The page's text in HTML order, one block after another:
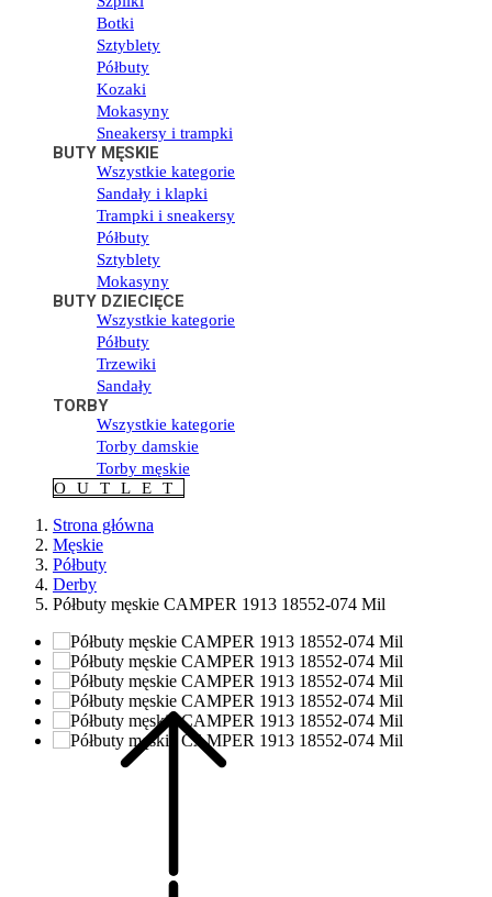
Botki
Sztyblety
Półbuty
Kozaki
Mokasyny
Sneakersy i trampki
BUTY MĘSKIE
Wszystkie kategorie
Sandały i klapki
Trampki i sneakersy
Półbuty
Sztyblety
Mokasyny
BUTY DZIECIĘCE
Wszystkie kategorie
Półbuty
Trzewiki
Sandały
TORBY
Wszystkie kategorie
Torby damskie
Torby męskie
OUTLET
Strona główna
Męskie
Półbuty
Derby
Półbuty męskie CAMPER 1913 18552-074 Mil